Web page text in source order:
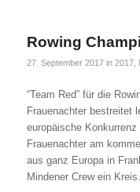
Rowing
27. September 2017 in 2017,
“Team Red” für die
Frauenachter bestreitet
europäische
Frauenachter am
aus ganz Europa in
Mindener Crew ein Kreis.